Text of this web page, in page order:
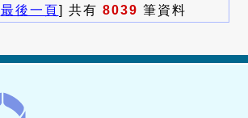
最後一頁] 共有 8039 筆資料